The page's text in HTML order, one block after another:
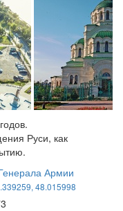
Руси, как
Армии
48.015998